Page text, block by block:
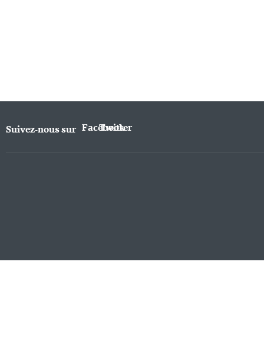
Suivez-nous sur Facebook
Twitter